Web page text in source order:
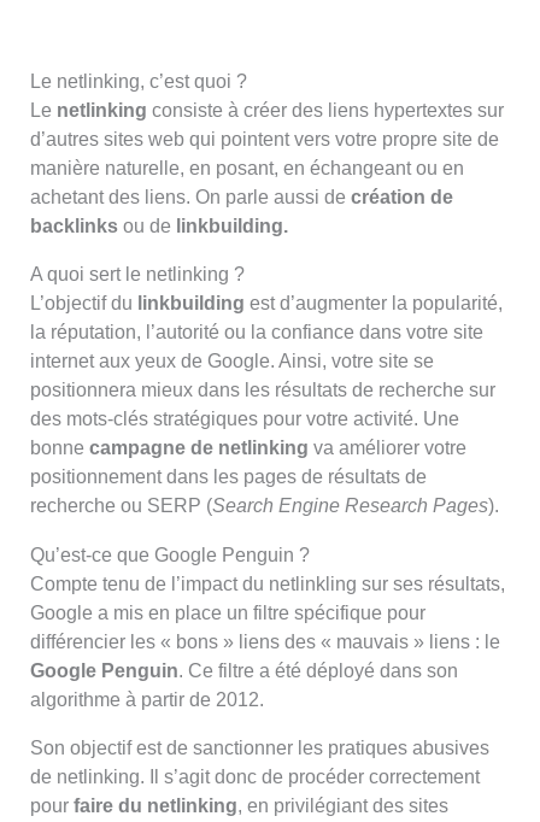
Le netlinking, c’est quoi ?
Le netlinking consiste à créer des liens hypertextes sur
d’autres sites web qui pointent vers votre propre site de
manière naturelle, en posant, en échangeant ou en
achetant des liens. On parle aussi decréation de
backlinks ou de linkbuilding.
A quoi sert le netlinking ?
L’objectif du linkbuilding est d’augmenter la popularité,
la réputation, l’autorité ou la confiance dans votre site
internet aux yeux de Google. Ainsi, votre site se
positionnera mieux dans les résultats de recherche sur
des mots-clés stratégiques pour votre activité. Une
bonnecampagne de netlinking va améliorer votre
positionnement dans les pages de résultats de
recherche ou SERP (Search Engine Research Pages).
Qu’est-ce que Google Penguin ?
Compte tenu de l’impact du netlinkling sur ses résultats,
Google a mis en place un filtre spécifique pour
différencier les « bons » liens des « mauvais » liens : le
Google Penguin. Ce filtre a été déployé dans son
algorithme à partir de 2012.
Son objectif est de sanctionner les pratiques abusives
de netlinking. Il s’agit donc de procéder correctement
pourfaire du netlinking, en privilégiant des sites